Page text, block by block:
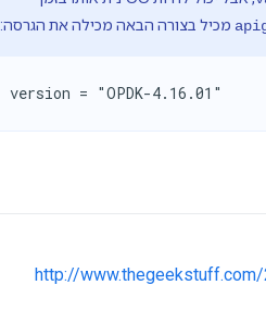
מכיל בצורה הבאה מכילה את הגרסה:
version = "OPDK-4.16.01"
http://